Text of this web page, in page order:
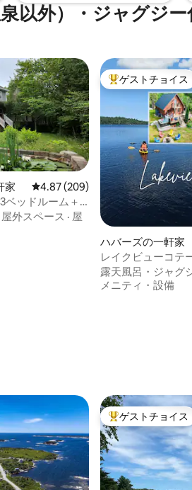
以外）・ジャグジ
評価
家 レビュー209件、5つ星中4.87つ
4.87 (209)
ベッドルーム＋
屋外スペース · 屋
大好評のゲストチ
ゲストチョイス
ハバーズの一軒家
レイクビューコテ
トレイク|ジャグジ
露天風呂・ジャグ
メニティ・設備
大好評のゲストチ
ゲストチョイス